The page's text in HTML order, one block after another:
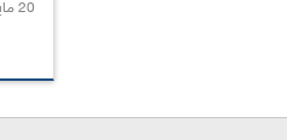
20 مايو 2021 |